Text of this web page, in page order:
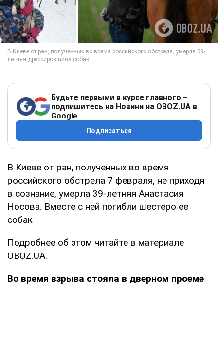
Будьте первыми в курсе главного –
подпишитесь на Новини на OBOZ.UA в
Google
Подписаться
В Киеве от ран, полученных во время
российского обстрела 7 февраля, не приходя
в сознание, умерла 39-летняя Анастасия
Носова. Вместе с ней погибли шестеро ее
собак
Подробнее об этом читайте в материале
OBOZ.UA.
Во время взрыва стояла в дверном проеме